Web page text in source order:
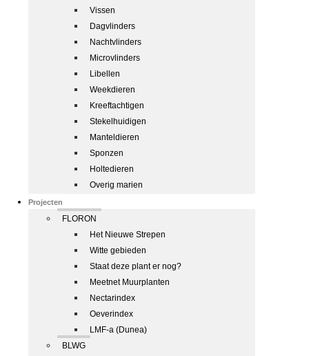
Vissen
Dagvlinders
Nachtvlinders
Microvlinders
Libellen
Weekdieren
Kreeftachtigen
Stekelhuidigen
Manteldieren
Sponzen
Holtedieren
Overig marien
Projecten
FLORON
Het Nieuwe Strepen
Witte gebieden
Staat deze plant er nog?
Meetnet Muurplanten
Nectarindex
Oeverindex
LMF-a (Dunea)
BLWG